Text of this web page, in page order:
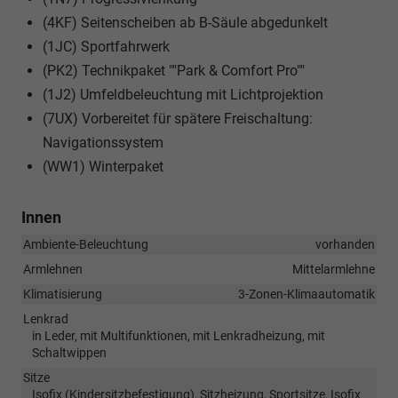
(4KF) Seitenscheiben ab B-Säule abgedunkelt
(1JC) Sportfahrwerk
(PK2) Technikpaket ""Park & Comfort Pro""
(1J2) Umfeldbeleuchtung mit Lichtprojektion
(7UX) Vorbereitet für spätere Freischaltung:
Navigationssystem
(WW1) Winterpaket
Innen
Ambiente-Beleuchtung
vorhanden
Armlehnen
Mittelarmlehne
Klimatisierung
3-Zonen-Klimaautomatik
Lenkrad
in Leder, mit Multifunktionen, mit Lenkradheizung, mit
Schaltwippen
Sitze
Isofix (Kindersitzbefestigung), Sitzheizung, Sportsitze, Isofix